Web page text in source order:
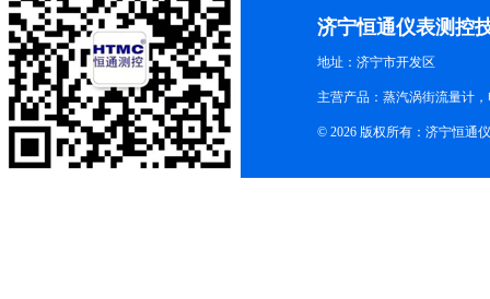
济宁恒通仪表测控
地址：济宁市开发区
主营产品：蒸汽涡街流量计
© 2026 版权所有：济宁恒通